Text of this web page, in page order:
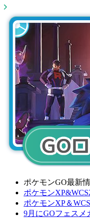
ポケモンGO最新
ポケモン
ポケモンXP＆
9月にGOフェスメ